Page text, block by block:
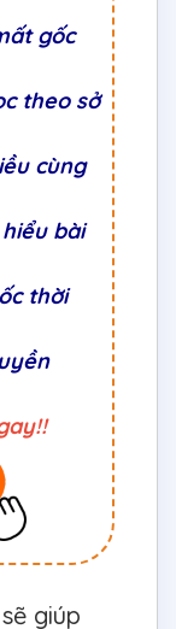
gốc
theo sở
cùng
bài
thời
giúp